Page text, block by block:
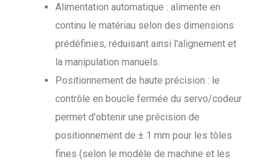
Alimentation automatique : alimente en
continu le matériau selon des dimensions
prédéfinies, réduisant ainsi l'alignement et
la manipulation manuels.
Positionnement de haute précision : le
contrôle en boucle fermée du servo/codeur
permet d'obtenir une précision de
positionnement de ± 1 mm pour les tôles
fines (selon le modèle de machine et les